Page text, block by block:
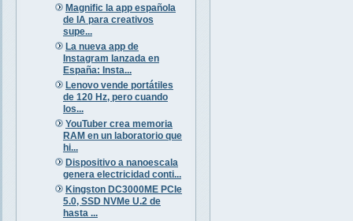
Magnific la app española
de IA para creativos
supe...
La nueva app de
Instagram lanzada en
España: Insta...
Lenovo vende portátiles
de 120 Hz, pero cuando
los...
YouTuber crea memoria
RAM en un laboratorio que
hi...
Dispositivo a nanoescala
genera electricidad conti...
Kingston DC3000ME PCIe
5.0, SSD NVMe U.2 de
hasta ...